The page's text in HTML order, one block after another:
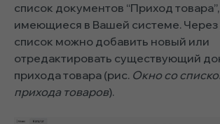
список документов “Приход
имеющиеся в Вашей системе. Через
список можно добавить новый или
отредактировать существующий
прихода товара (рис. Окно со
прихода товаров).